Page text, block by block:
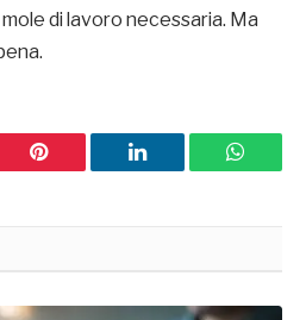
di lavoro necessaria. Ma
Pinterest LinkedIn